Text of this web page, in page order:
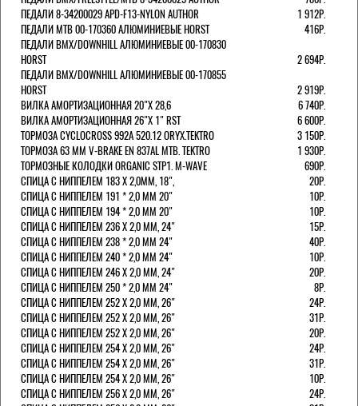
ПЕДАЛИ 8-34200029 APD-F13-NYLON AUTHOR
1 912Р.
ПЕДАЛИ МТВ 00-170360 АЛЮМИНИЕВЫЕ HORST
416Р.
ПЕДАЛИ BMX/DOWNHILL АЛЮМИНИЕВЫЕ 00-170830
HORST
2 694Р.
ПЕДАЛИ BMX/DOWNHILL АЛЮМИНИЕВЫЕ 00-170855
HORST
2 919Р.
ВИЛКА АМОРТИЗАЦИОННАЯ 20"Х 28,6
6 740Р.
ВИЛКА АМОРТИЗАЦИОННАЯ 26"Х 1" RST
6 600Р.
ТОРМОЗА CYCLOCROSS 992А 520.12 ORYX.TEKTRO
3 150Р.
ТОРМОЗА 63 ММ V-BRAKE EN 837AL MTB. TEKTRO
1 930Р.
ТОРМОЗНЫЕ КОЛОДКИ ORGANIC STP1. M-WAVE
690Р.
СПИЦА С НИППЕЛЕМ 183 Х 2,0ММ, 18",
20Р.
СПИЦА С НИППЕЛЕМ 191 * 2,0 ММ 20"
10Р.
СПИЦА С НИППЕЛЕМ 194 * 2,0 ММ 20"
10Р.
СПИЦА С НИППЕЛЕМ 236 Х 2,0 ММ, 24"
15Р.
СПИЦА С НИППЕЛЕМ 238 * 2,0 ММ 24"
40Р.
СПИЦА С НИППЕЛЕМ 240 * 2,0 ММ 24"
10Р.
СПИЦА С НИППЕЛЕМ 246 Х 2,0 ММ, 24"
20Р.
СПИЦА С НИППЕЛЕМ 250 * 2,0 ММ 24"
8Р.
СПИЦА С НИППЕЛЕМ 252 Х 2,0 ММ, 26"
24Р.
СПИЦА С НИППЕЛЕМ 252 Х 2,0 ММ, 26"
31Р.
СПИЦА С НИППЕЛЕМ 252 Х 2,0 ММ, 26"
20Р.
СПИЦА С НИППЕЛЕМ 254 Х 2,0 ММ, 26"
24Р.
СПИЦА С НИППЕЛЕМ 254 Х 2,0 ММ, 26"
31Р.
СПИЦА С НИППЕЛЕМ 254 Х 2,0 ММ, 26"
10Р.
СПИЦА С НИППЕЛЕМ 256 Х 2,0 ММ, 26"
24Р.